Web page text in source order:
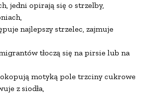
jedni opirają się o strzelby,
najlepszy strzelec, zajmuje
tłoczą się na pirsie lub na
okopują motyką pole trzciny cukrowej,
z siodła,